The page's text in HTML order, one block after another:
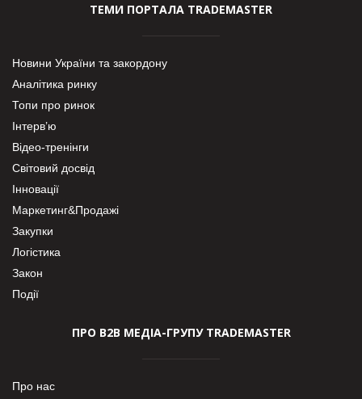
ТЕМИ ПОРТАЛА TRADEMASTER
Новини України та закордону
Аналітика ринку
Топи про ринок
Інтерв’ю
Відео-тренінги
Світовий досвід
Інновації
Маркетинг&Продажі
Закупки
Логістика
Закон
Події
ПРО В2В МЕДІА-ГРУПУ TRADEMASTER
Про нас